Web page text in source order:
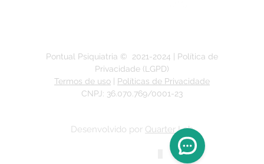
Pontual Psiquiatria © 2021-2024 | Política de
Privacidade (LGPD)
Termos de uso
Políticas de Privacidade
CNPJ: 36.070.769/0001-23
Desenvolvido por Quarter Lab